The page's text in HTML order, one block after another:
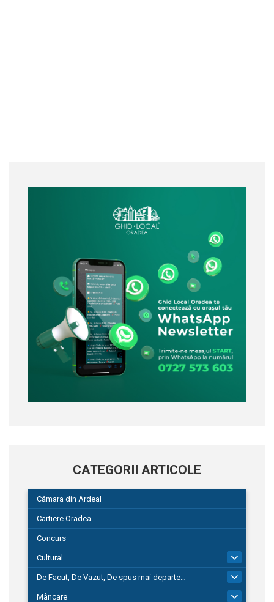
CATEGORII ARTICOLE
Cămara din Ardeal
Cartiere Oradea
Concurs
Cultural
De Facut, De Vazut, De spus mai departe…
580
Mâncare